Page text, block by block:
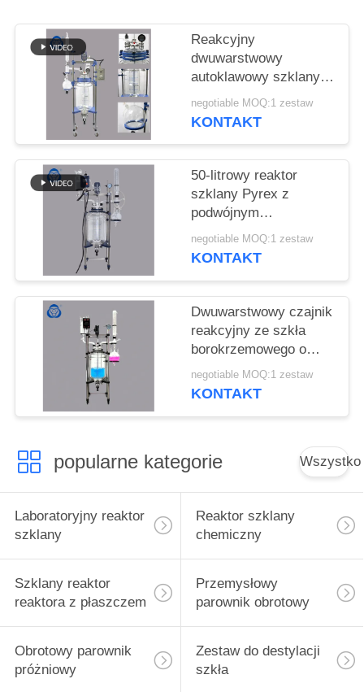
POLITYKA
PRYWATNOŚCI
Reakcyjny
dwuwarstwowy
autoklawowy szklany
reaktor laboratoryjny z
kondensatorem
negotiable MOQ:1 zestaw
KONTAKT
50-litrowy reaktor
szklany Pyrex z
podwójnym
laboratorium z
płaszczem i pompą
negotiable MOQ:1 zestaw
KONTAKT
Dwuwarstwowy czajnik
reakcyjny ze szkła
borokrzemowego o
wysokiej wydajności z
mieszadłem reaktora
negotiable MOQ:1 zestaw
KONTAKT
popularne kategorie Wszystko
Laboratoryjny reaktor
szklany
Reaktor szklany
chemiczny
Szklany reaktor
reaktora z płaszczem
Przemysłowy
parownik obrotowy
Obrotowy parownik
próżniowy
Zestaw do destylacji
szkła